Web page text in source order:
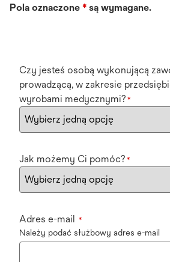
Pola oznaczone * są wymagane.
Czy jesteś osobą wykonującą
prowadzącą, w zakresie
wyrobami medycznymi? *
Jak możemy Ci pomóc? *
Adres e-mail *
Należy podać służbowy adres e-mail